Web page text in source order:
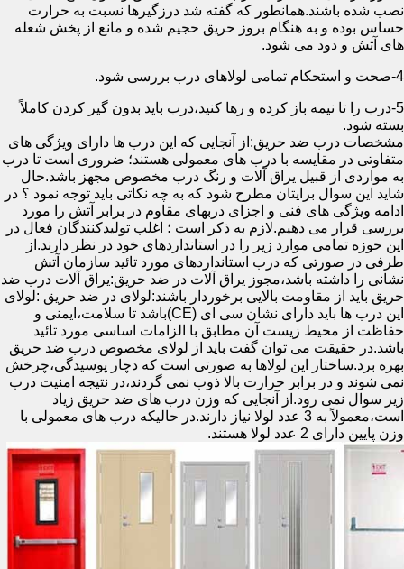
نصب شده باشند.همانطور که گفته شد درزگیرها نسبت به حرارت
حساس بوده و به هنگام بروز حریق حجیم شده و مانع از پخش شعله
های آتش و دود می شود.
4-صحت و استحکام تمامی لولاهای درب بررسی شود.
5-درب را تا نیمه باز کرده و رها کنید،درب باید بدون گیر کردن کاملاً
بسته شود.
مشخصات درب ضد حریق:از آنجایی که این درب ها دارای ویژگی های
متفاوتی در مقایسه با درب های معمولی هستند؛ ضروری است تا درب
به مواردی از قبیل یراق آلات و رنگ درب مخصوص مجهز باشد.حال
شاید این سوال برایتان مطرح شود که به چه نکاتی باید توجه نمود ؟ در
ادامه ویژگی های فنی و اجزای دربهای مقاوم در برابر آتش را مورد
بررسی قرار می دهیم.لازم به ذکر است ؛ اغلب تولیدکنندگان فعال در
این حوزه تمامی موارد زیر را در استانداردهای خود در نظر دارند.از
طرفی در صورتی که درب استانداردهای مورد تائید سازمان آتش
نشانی را داشته باشد،مجوز یراق آلات در ضد حریق:یراق آلات درب ضد
حریق باید از مقاومت بالایی برخوردار باشند:لولای در ضد حریق :لولای
این درب ها باید دارای نشان سی ای (CE)باشد تا سلامت،ایمنی و
حفاظت از محیط زیست آن مطابق با الزامات اساسی مورد تائید
باشد.در حقیقت می توان گفت باید از لولای مخصوص درب ضد حریق
بهره برد.ساختار این لولاها به صورتی است که دچار پوسیدگی،چرخش
نمی شوند و در برابر حرارت بالا ذوب نمی گردند،در نتیجه امنیت درب
زیر سوال نمی رود.از آنجایی که وزن درب های ضد حریق زیاد
است،معمولاً به 3 عدد لولا نیاز دارند.در حالیکه درب های معمولی با
وزن پایین دارای 2 عدد لولا هستند.